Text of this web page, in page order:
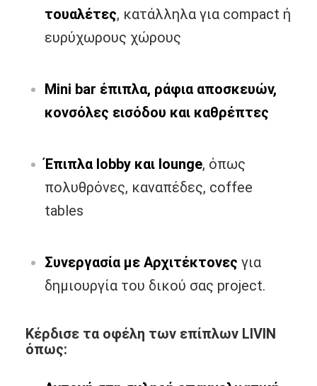
τουαλέτες, κατάλληλα για compact ή
ευρύχωρους χώρους
Mini bar έπιπλα, ράφια αποσκευών,
κονσόλες εισόδου και καθρέπτες
Έπιπλα lobby και lounge, όπως
πολυθρόνες, καναπέδες, coffee
tables
Συνεργασία με Αρχιτέκτονες για
δημιουργία του δικού σας project.
Κέρδισε τα οφέλη των επίπλων LIVIN
όπως: